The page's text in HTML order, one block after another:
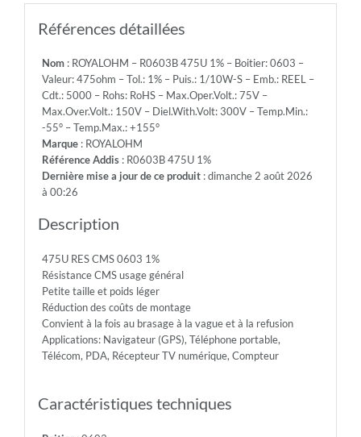
REEL
-
5000
-
Rohs:
RoHS
-
Max.Oper.Volt.:
75V
Max.Over.Volt.:
-
Temp.Min.:
-55°
-
Temp.Max.:
+155°
Références détaillées
Nom: ROYALOHM – R0603B 475U 1% – Boitier: 0603 –
Valeur: 475ohm – Tol.: 1% – Puis.: 1/10W-S – Emb.: REEL –
Cdt.: 5000 – Rohs: RoHS – Max.Oper.Volt.: 75V –
Max.Over.Volt.: 150V – Diel.With.Volt: 300V – Temp.Min.:
-55° – Temp.Max.: +155°
Marque: ROYALOHM
Référence Addis: R0603B 475U 1%
Dernière mise a jour de ce produit: dimanche 2 août 2026
à 00:26
Description
475U RES CMS 0603 1%
Résistance CMS usage général
Petite taille et poids léger
Réduction des coûts de montage
Convient à la fois au brasage à la vague et à la refusion
Applications: Navigateur (GPS), Téléphone portable,
Télécom, PDA, Récepteur TV numérique, Compteur
Caractéristiques techniques